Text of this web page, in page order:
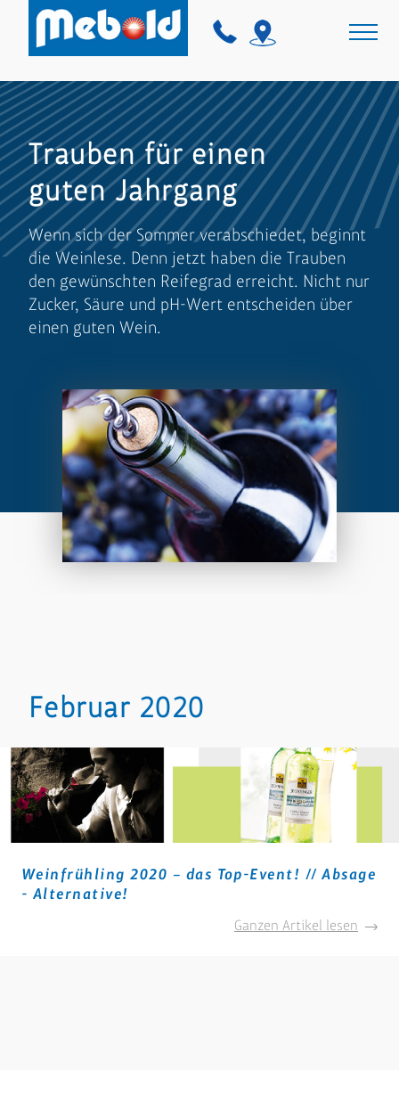
Trauben für einen
guten Jahrgang
Wenn sich der Sommer verabschiedet, beginnt
die Weinlese. Denn jetzt haben die Trauben
den gewünschten Reifegrad erreicht. Nicht nur
Zucker, Säure und pH-Wert entscheiden über
einen guten Wein.
Februar 2020
Weinfrühling 2020 – das Top-Event! // Absage
- Alternative!
Ganzen Artikel lesen